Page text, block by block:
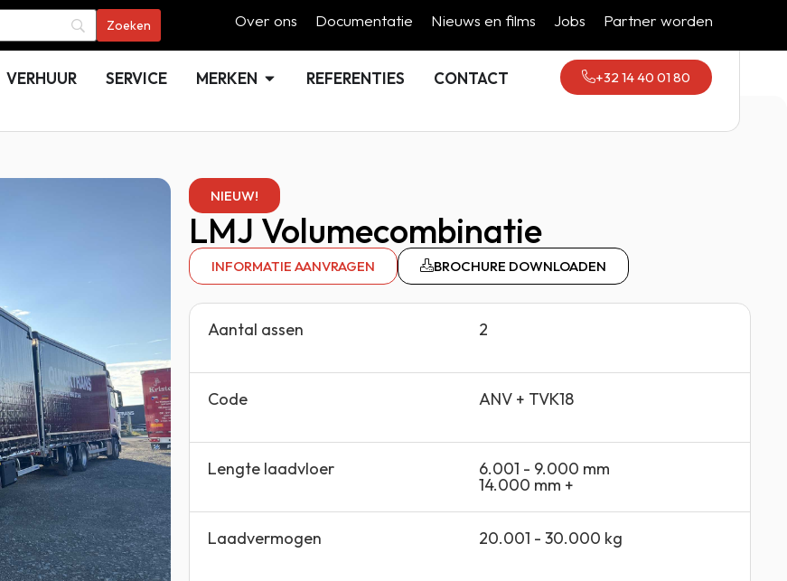
Over ons Documentatie Nieuws en films Jobs Partner worden
VERHUUR SERVICE MERKEN REFERENTIES CONTACT +32 14 40 01 80
NIEUW!
LMJ Volumecombinatie
INFORMATIE AANVRAGEN BROCHURE DOWNLOADEN
Aantal assen 2
Code ANV + TVK18
Lengte laadvloer 6.001 - 9.000 mm
14.000 mm +
Laadvermogen 20.001 - 30.000 kg